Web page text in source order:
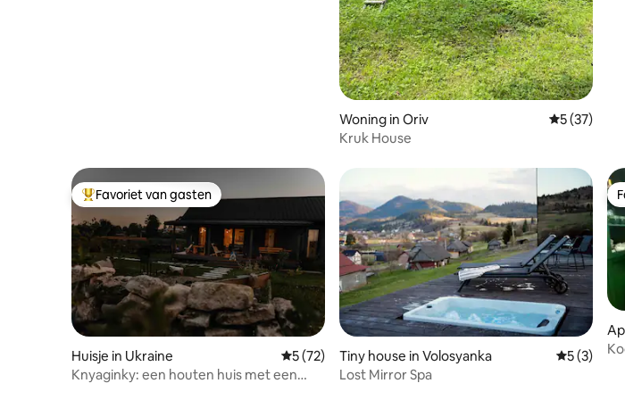
Woning in Oriv
5 (37)
Kruk House
Topfavoriet van gasten
Favoriet van gasten
Huisje in Ukraine Gemiddelde beoordeling van 5 uit 5, 72 recensies
5 (72)
Knyaginky: een houten huis met een
Tiny house in Volosyanka
5 (3)
Lost Mirror Spa